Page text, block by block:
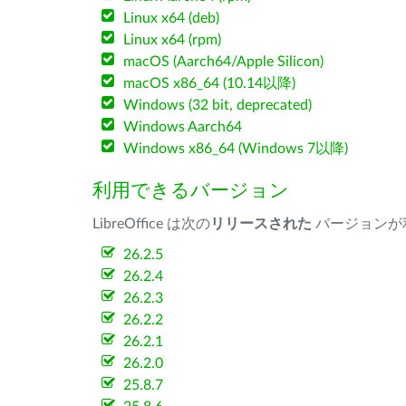
Linux x64 (deb)
Linux x64 (rpm)
macOS (Aarch64/Apple Silicon)
macOS x86_64 (10.14以降)
Windows (32 bit, deprecated)
Windows Aarch64
Windows x86_64 (Windows 7以降)
利用できるバージョン
LibreOffice は次のリリースされた バージョンが
26.2.5
26.2.4
26.2.3
26.2.2
26.2.1
26.2.0
25.8.7